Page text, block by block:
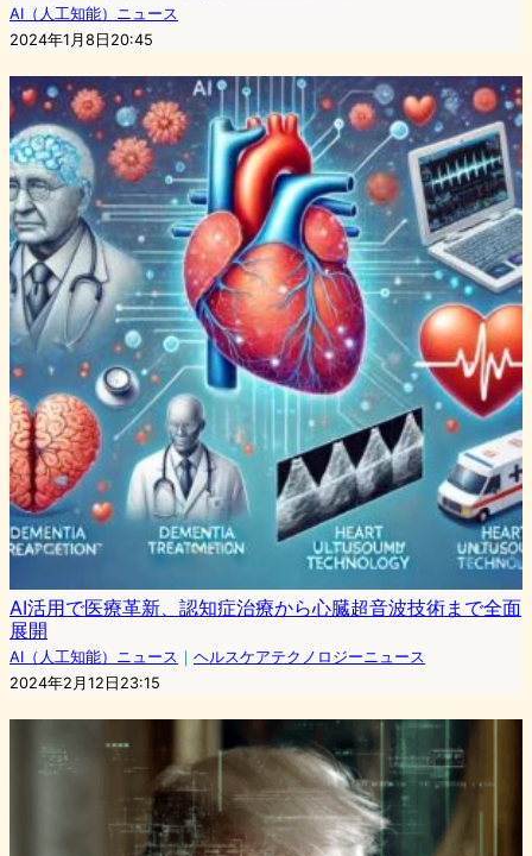
AI（人工知能）ニュース
2024年1月8日20:45
AI活用で医療革新、認知症治療から心臓超音波技術まで全面
展開
AI（人工知能）ニュース ｜ ヘルスケアテクノロジーニュース
2024年2月12日23:15